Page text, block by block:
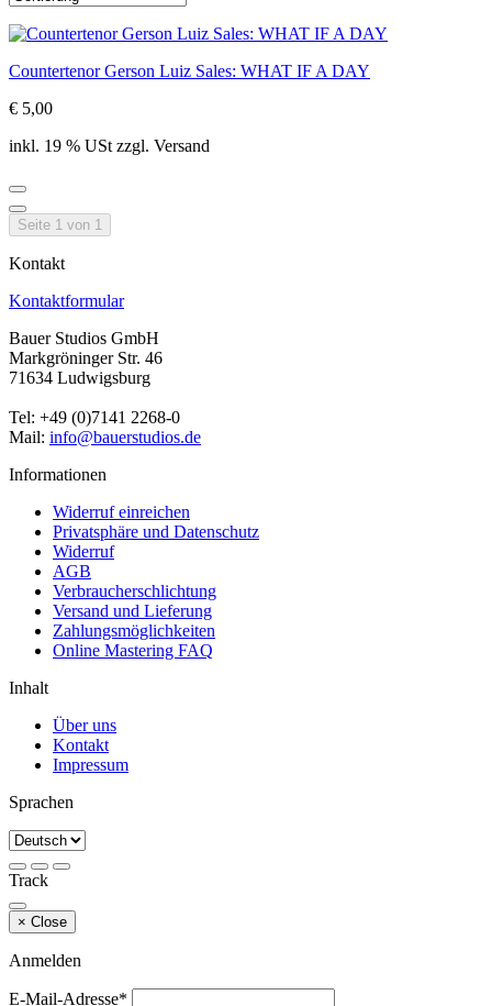
Countertenor Gerson Luiz Sales: WHAT IF A DAY
€ 5,00
inkl. 19 % USt zzgl. Versand
Seite 1 von 1
Kontakt
Kontaktformular
Bauer Studios GmbH
Markgröninger Str. 46
71634 Ludwigsburg
Tel: +49 (0)7141 2268-0
Mail: info@bauerstudios.de
Informationen
Widerruf einreichen
Privatsphäre und Datenschutz
Widerruf
AGB
Verbraucherschlichtung
Versand und Lieferung
Zahlungsmöglichkeiten
Online Mastering FAQ
Inhalt
Über uns
Kontakt
Impressum
Sprachen
Track
× Close
Anmelden
E-Mail-Adresse*